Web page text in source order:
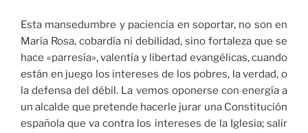
Esta mansedumbre y paciencia en soportar, no son en
María Rosa, cobardía ni debilidad, sino fortaleza que se
hace «parresía», valentía y libertad evangélicas, cuando
están en juego los intereses de los pobres, la verdad, o
la defensa del débil. La vemos oponerse con energía a
un alcalde que pretende hacerle jurar una Constitución
española que va contra los intereses de la Iglesia; salir